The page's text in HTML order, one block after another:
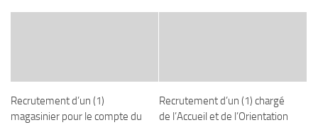
Recrutement d’un (1)
magasinier pour le compte du
Recrutement d’un (1) chargé
de l’Accueil et de l’Orientation